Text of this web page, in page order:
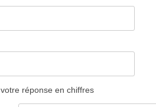
réponse en chiffres